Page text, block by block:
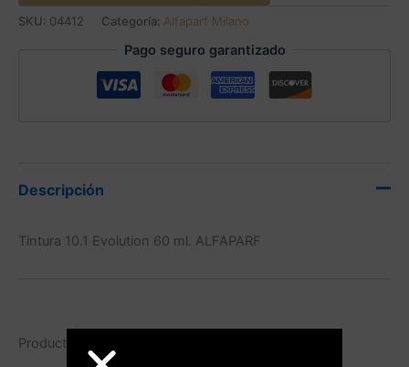
SKU: 04412 Categoría: Alfaparf Milano
Pago seguro garantizado
Descripción
Tintura 10.1 Evolution 60 ml. ALFAPARF
Productos relacionados